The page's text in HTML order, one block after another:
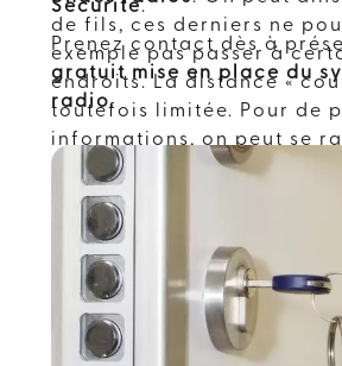
Nous
Sécurité.
de fils, ces derniers ne
exemple pas passer à
endroits. La distance «
toutefois limitée. Pour de
informations, on peut se
d’un spécialiste comme
Sécurité
Prenez contact dès à
gratuit mise en place du
radio.